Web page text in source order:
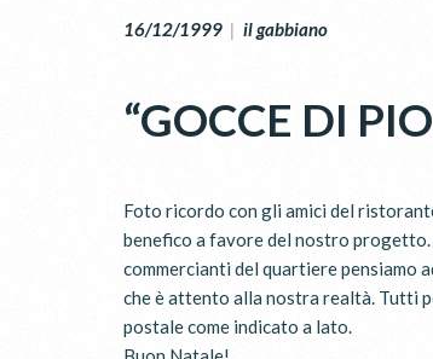
16/12/1999 | il gabbiano
“GOCCE DI
Foto ricordo con gli amici del
benefico a favore del nostro
commercianti del quartiere pensiamo
che è attento alla nostra realtà. Tutti
postale come indicato a lato.